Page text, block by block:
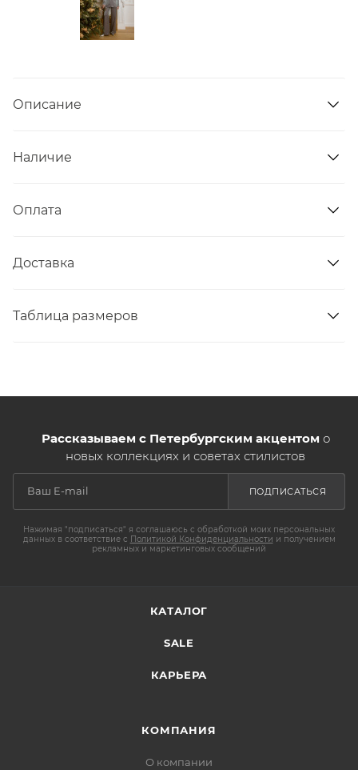
Описание
Наличие
Оплата
Доставка
Таблица размеров
Рассказываем с Петербургским акцентом о
новых коллекциях и советах стилистов
ПОДПИСАТЬСЯ
Нажимая "подписаться" я соглашаюсь с обработкой моих персональных
данных в соответствие с Политикой Конфиденциальности и получением
рекламных и маркетинговых сообщений
КАТАЛОГ
SALE
КАРЬЕРА
КОМПАНИЯ
О компании